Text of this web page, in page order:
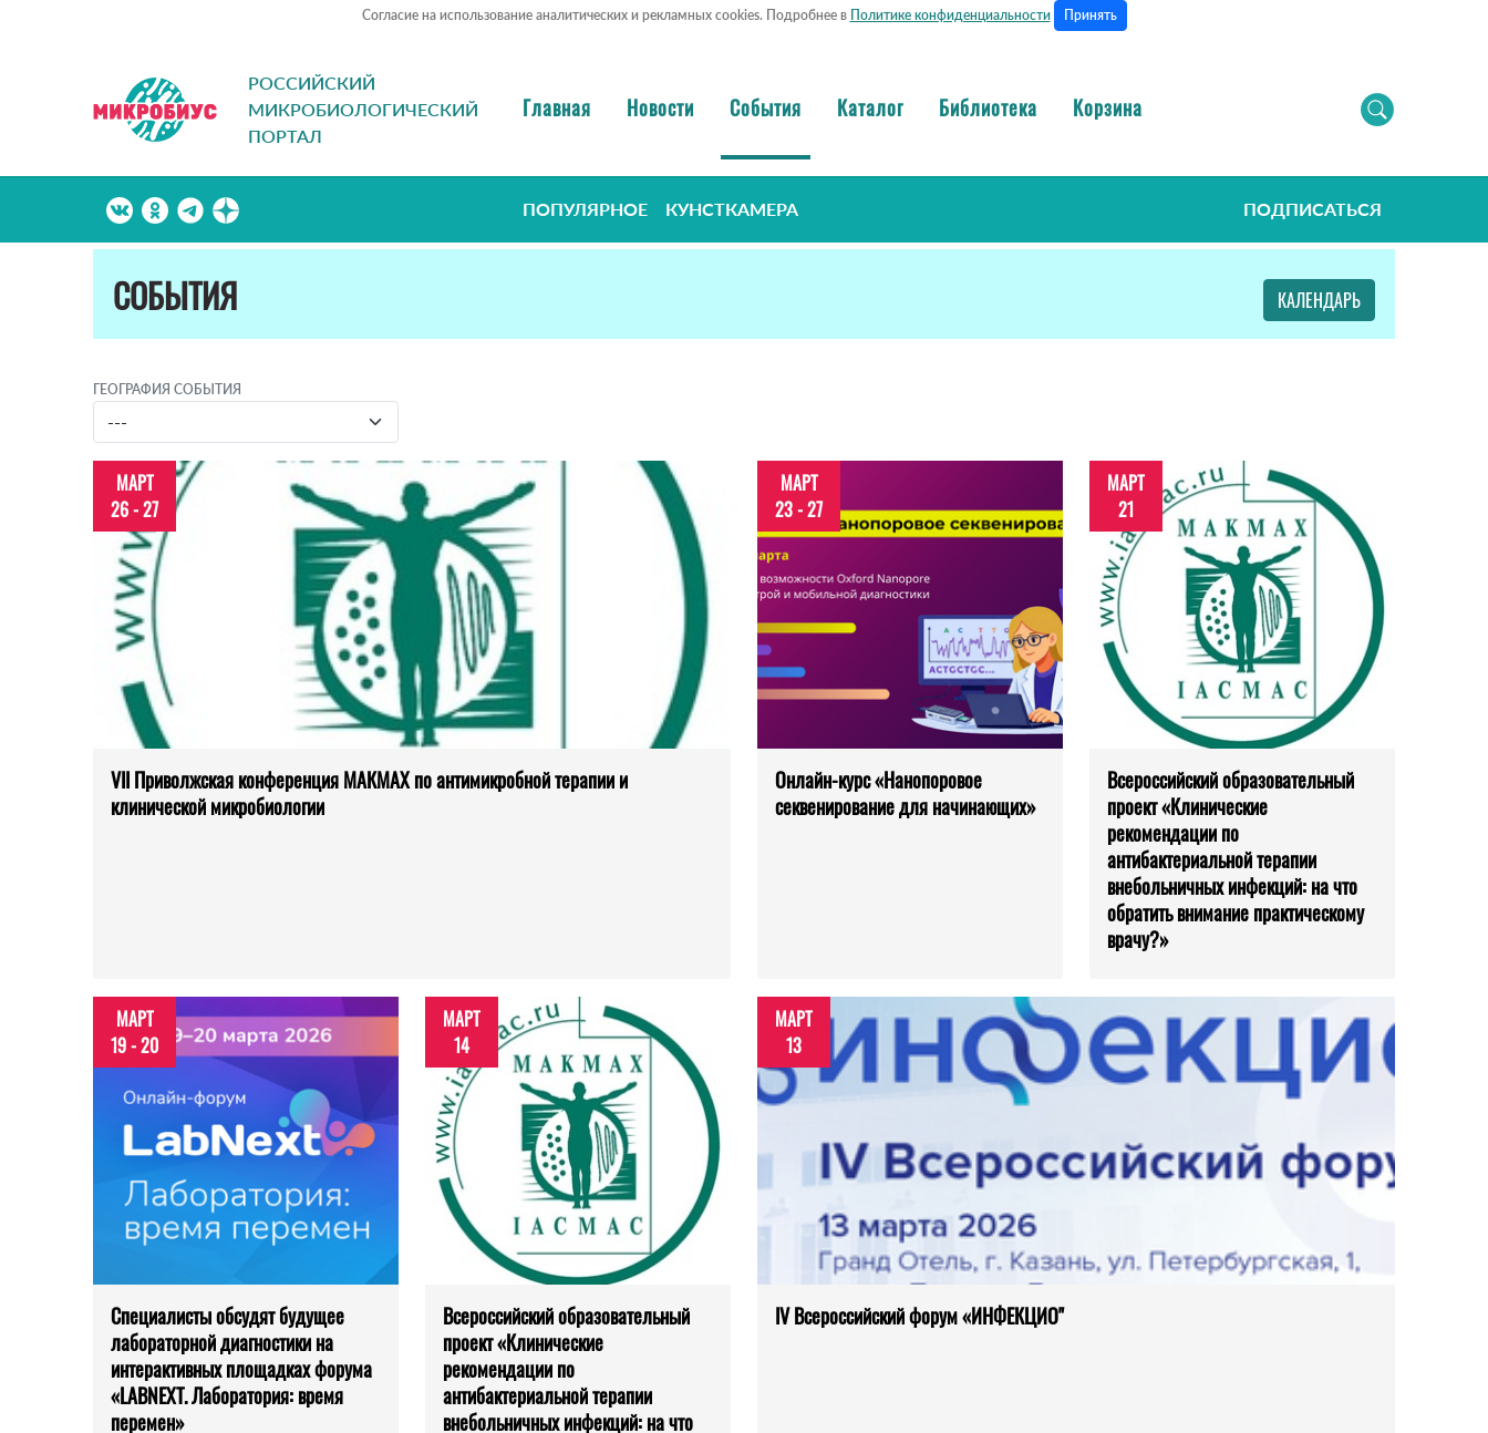
Согласие на использование аналитических и рекламных cookies. Подробнее в Политике конфиденциальности Принять
РОССИЙСКИЙ
МИКРОБИОЛОГИЧЕСКИЙ
ПОРТАЛ
Главная Новости События Каталог Библиотека Корзина
ПОПУЛЯРНОЕ КУНСТКАМЕРА ПОДПИСАТЬСЯ
СОБЫТИЯ КАЛЕНДАРЬ
ГЕОГРАФИЯ СОБЫТИЯ
МАРТ
26 - 27
VII Приволжская конференция МАКМАХ по антимикробной терапии и
клинической микробиологии
МАРТ
23 - 27
Онлайн-курс «Нанопоровое
секвенирование для начинающих»
МАРТ
21
Всероссийский образовательный
проект «Клинические
рекомендации по
антибактериальной терапии
внебольничных инфекций: на что
обратить внимание практическому
врачу?»
МАРТ
19 - 20
Специалисты обсудят будущее
лабораторной диагностики на
интерактивных площадках форума
«LABNEXT. Лаборатория: время
перемен»
МАРТ
14
Всероссийский образовательный
проект «Клинические
рекомендации по
антибактериальной терапии
внебольничных инфекций: на что
МАРТ
13
IV Всероссийский форум «ИНФЕКЦИО"